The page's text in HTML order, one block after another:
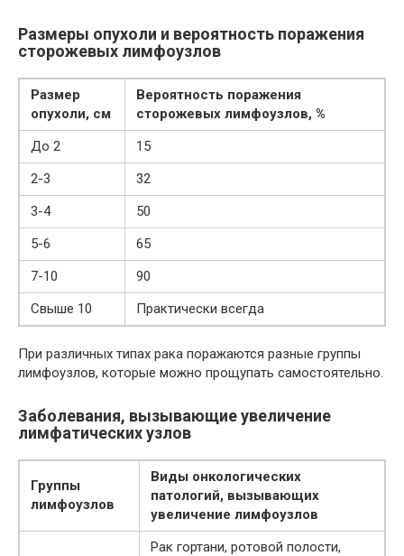
Размеры опухоли и вероятность поражения
сторожевых лимфоузлов
Размер
опухоли, см
Вероятность поражения
сторожевых лимфоузлов, %
До 2
15
2-3
32
3-4
50
5-6
65
7-10
90
Свыше 10
Практически всегда
При различных типах рака поражаются разные группы
лимфоузлов, которые можно прощупать самостоятельно.
Заболевания, вызывающие увеличение
лимфатических узлов
Группы
лимфоузлов
Виды онкологических
патологий, вызывающих
увеличение лимфоузлов
Рак гортани, ротовой полости,